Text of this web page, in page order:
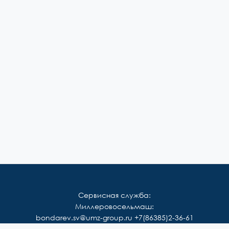
Сервисная служба:
Миллеровосельмаш:
bondarev.sv@umz-group.ru +7(86385)2-36-61